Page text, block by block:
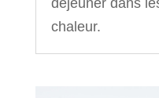
chaleur.